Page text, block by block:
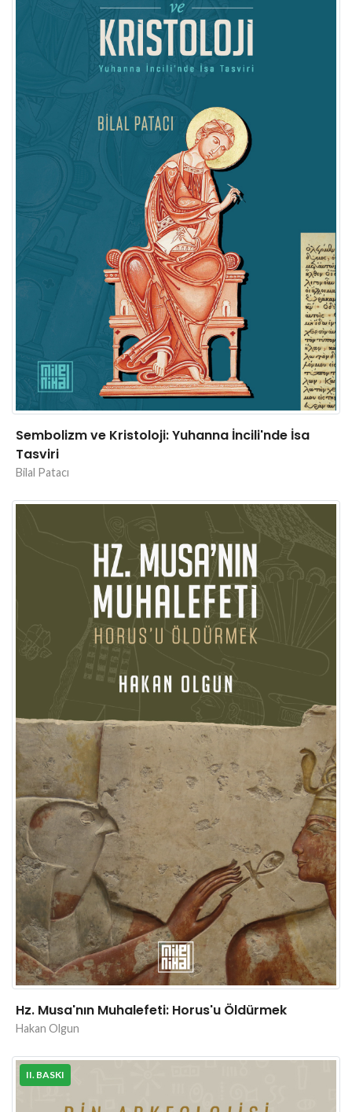
Sembolizm ve Kristoloji: Yuhanna İncili'nde İsa
Tasviri
Bilal Patacı
Hz. Musa'nın Muhalefeti: Horus'u Öldürmek
Hakan Olgun
II. BASKI